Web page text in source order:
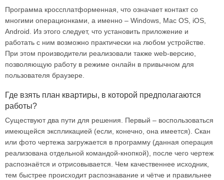
Программа кроссплатформенная, что означает контакт со
многими операционками, а именно – Windows, Mac OS, iOS,
Android. Из этого следует, что установить приложение и
работать с ним возможно практически на любом устройстве.
При этом производители реализовали также web-версию,
позволяющую работу в режиме онлайн в привычном для
пользователя браузере.
Где взять план квартиры, в которой предполагаются
работы?
Существуют два пути для решения. Первый – воспользоваться
имеющейся экспликацией (если, конечно, она имеется). Скан
или фото чертежа загружается в программу (данная операция
реализована отдельной командой-кнопкой), после чего чертеж
распознаётся и отрисовывается. Чем качественнее исходник,
тем быстрее происходит распознавание и чётче и правильнее